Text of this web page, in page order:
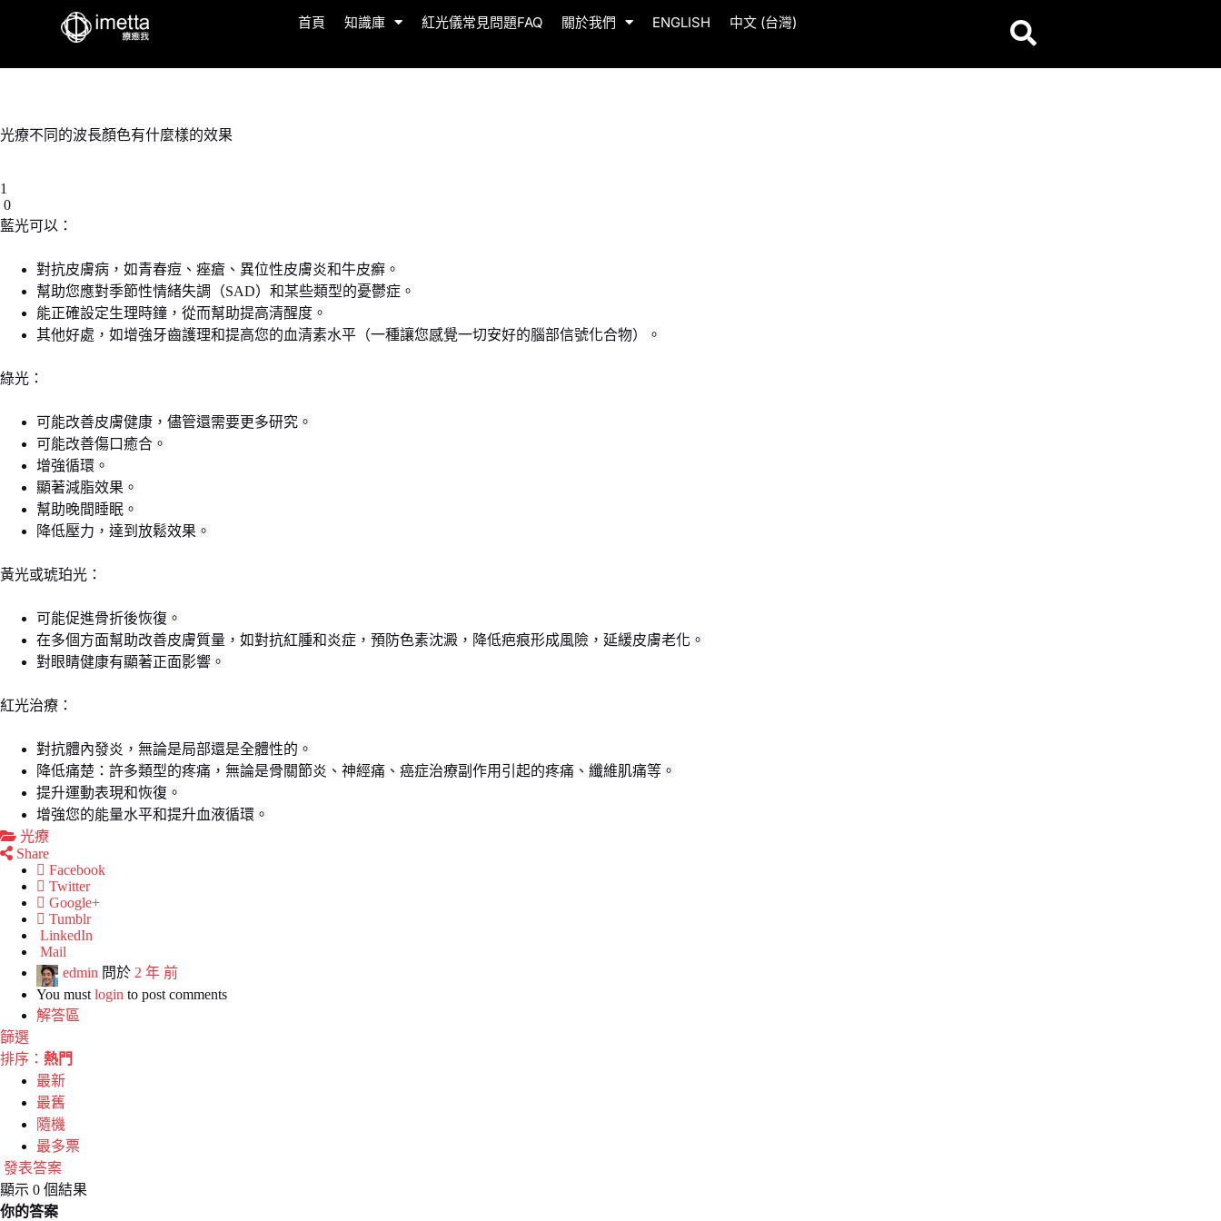
首頁 知識庫 紅光儀常見問題FAQ 關於我們 ENGLISH 中文 (台灣)
光療不同的波長顏色有什麼樣的效果
1
0
藍光可以：
對抗皮膚病，如青春痘、痤瘡、異位性皮膚炎和牛皮癬。
幫助您應對季節性情緒失調（SAD）和某些類型的憂鬱症。
能正確設定生理時鐘，從而幫助提高清醒度。
其他好處，如增強牙齒護理和提高您的血清素水平（一種讓您感覺一切安好的腦部信號化合物）。
綠光：
可能改善皮膚健康，儘管還需要更多研究。
可能改善傷口癒合。
增強循環。
顯著減脂效果。
幫助晚間睡眠。
降低壓力，達到放鬆效果。
黃光或琥珀光：
可能促進骨折後恢復。
在多個方面幫助改善皮膚質量，如對抗紅腫和炎症，預防色素沈澱，降低疤痕形成風險，延緩皮膚老化。
對眼睛健康有顯著正面影響。
紅光治療：
對抗體內發炎，無論是局部還是全體性的。
降低痛楚：許多類型的疼痛，無論是骨關節炎、神經痛、癌症治療副作用引起的疼痛、纖維肌痛等。
提升運動表現和恢復。
增強您的能量水平和提升血液循環。
光療
Share
Facebook
Twitter
Google+
Tumblr
LinkedIn
Mail
edmin 問於 2 年 前
You must login to post comments
解答區
篩選
排序： 熱門
最新
最舊
隨機
最多票
發表答案
顯示 0 個結果
你的答案